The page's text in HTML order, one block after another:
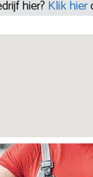
hier? Klik hier